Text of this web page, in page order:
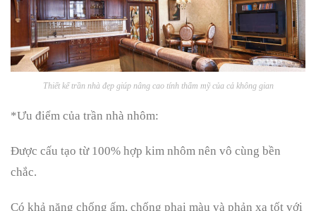
Thiết kế trần nhà đẹp giúp nâng cao tính thẩm mỹ của cả không gian
*Ưu điểm của trần nhà nhôm:
Được cấu tạo từ 100% hợp kim nhôm nên vô cùng bền
chắc.
Có khả năng chống ấm, chống phai màu và phản xạ tốt với